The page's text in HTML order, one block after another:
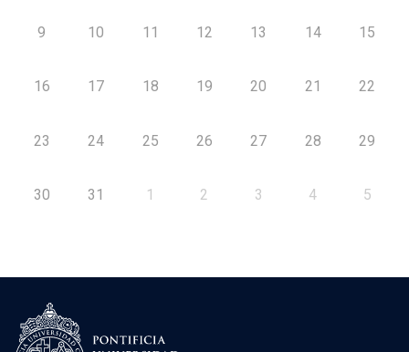
9 10 11 12 13 14 15
16 17 18 19 20 21 22
23 24 25 26 27 28 29
30 31 1 2 3 4 5